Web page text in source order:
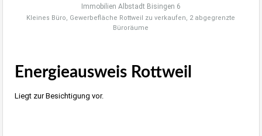
Kleines Büro, Gewerbefläche Rottweil zu verkaufen, 2 abgegrenzte
Büroräume
Energieausweis Rottweil
Liegt zur Besichtigung vor.